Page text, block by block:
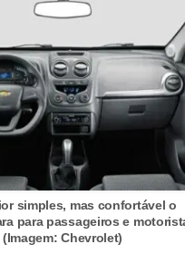
simples, mas confortável o
para passageiros e
(Imagem: Chevrolet)